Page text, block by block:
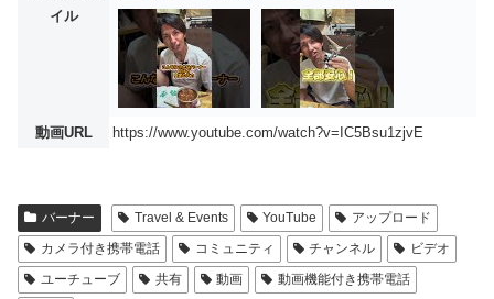
イル
動画URL https://www.youtube.com/watch?v=IC5Bsu1zjvE
バーナー Travel & Events YouTube
アップロード
カメラ付き携帯電話
コミュニティ チャンネル
ビデオ
ユーチューブ
共有 動画
動画機能付き携帯電話